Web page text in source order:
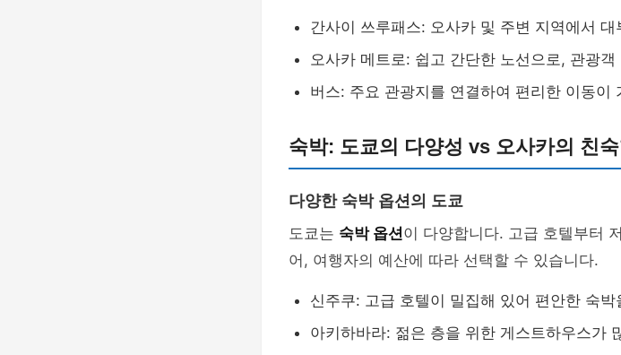
간사이 쓰루패스: 오사카 및 주변 지역에서
오사카 메트로: 쉽고 간단한 노선으로, 관광객
버스: 주요 관광지를 연결하여 편리한 이동이
숙박: 도쿄의 다양성 vs 오사카의 친
다양한 숙박 옵션의 도쿄
도쿄는 숙박 옵션이 다양합니다. 고급 호텔부터
어, 여행자의 예산에 따라 선택할 수 있습니다.
신주쿠: 고급 호텔이 밀집해 있어 편안한 숙박
아키하바라: 젊은 층을 위한 게스트하우스가